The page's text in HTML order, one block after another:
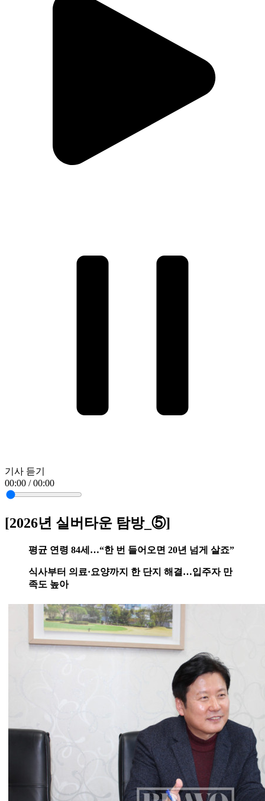
기사 듣기
00:00 / 00:00
[2026년 실버타운 탐방_⑤]
평균 연령 84세…“한 번 들어오면 20년 넘게 살죠”
식사부터 의료·요양까지 한 단지 해결…입주자 만
족도 높아